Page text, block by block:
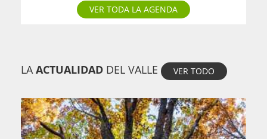
VER TODA LA AGENDA
LAACTUALIDAD DEL VALLE VER TODO